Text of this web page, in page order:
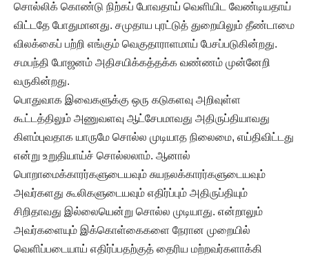
சொல்லிக் கொண்டு நிற்கப் போவதாய் வெளியிட வேண்டியதாய்
விட்டதே போதுமானது. சமுதாய புரட்டுத் துறையிலும் தீண்டாமை
விலக்கைப் பற்றி எங்கும் வெகுதாராளமாய் பேசப்படுகின்றது.
சமபந்தி போஜனம் அதிசயிக்கத்தக்க வண்ணம் முன்னேறி
வருகின்றது.
பொதுவாக இவைகளுக்கு ஒரு கடுகளவு அறிவுள்ள
கூட்டத்திலும் அணுவளவு ஆட்சேபமாவது அதிருப்தியாவது
கிளம்புவதாக யாருமே சொல்ல முடியாத நிலைமை, எய்திவிட்டது
என்று உறுதியாய்ச் சொல்லலாம். ஆனால்
பொறாமைக்காரர்களுடையவும் சுயநலக்காரர்களுடையவும்
அவர்களது கூலிகளுடையவும் எதிர்ப்பும் அதிருப்தியும்
சிறிதாவது இல்லையென்று சொல்ல முடியாது. என்றாலும்
அவர்களையும் இக்கொள்கைகளை நேரான முறையில்
வெளிப்படையாய் எதிர்ப்பதற்குத் தைரிய மற்றவர்களாக்கி